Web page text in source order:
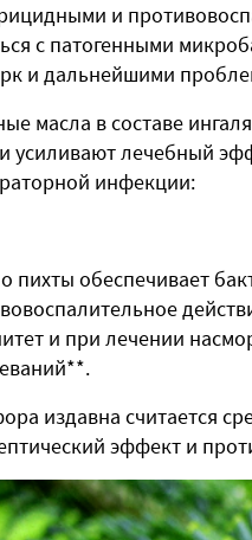
и
с патогенными
и дальнейшими
масла в составе
усиливают лечебный
инфекции:
пихты обеспечивает
и при лечении
издавна считается
эффект и